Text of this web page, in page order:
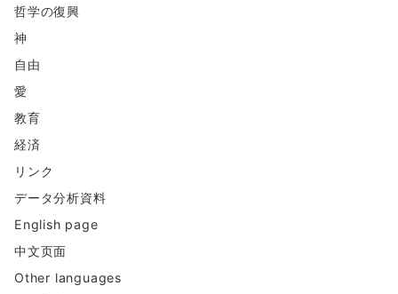
ツ
哲学の復興
神
自由
愛
教育
経済
リンク
データ分析資料
English page
中文页面
Other languages